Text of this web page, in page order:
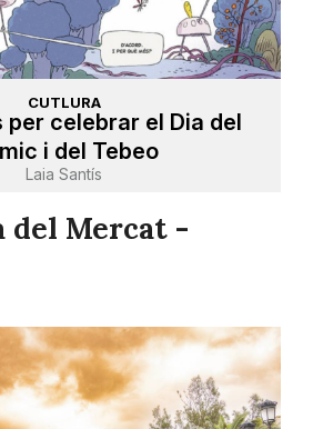
CUTLURA
per celebrar el Dia del
i del Tebeo
Laia Santís
del Mercat -